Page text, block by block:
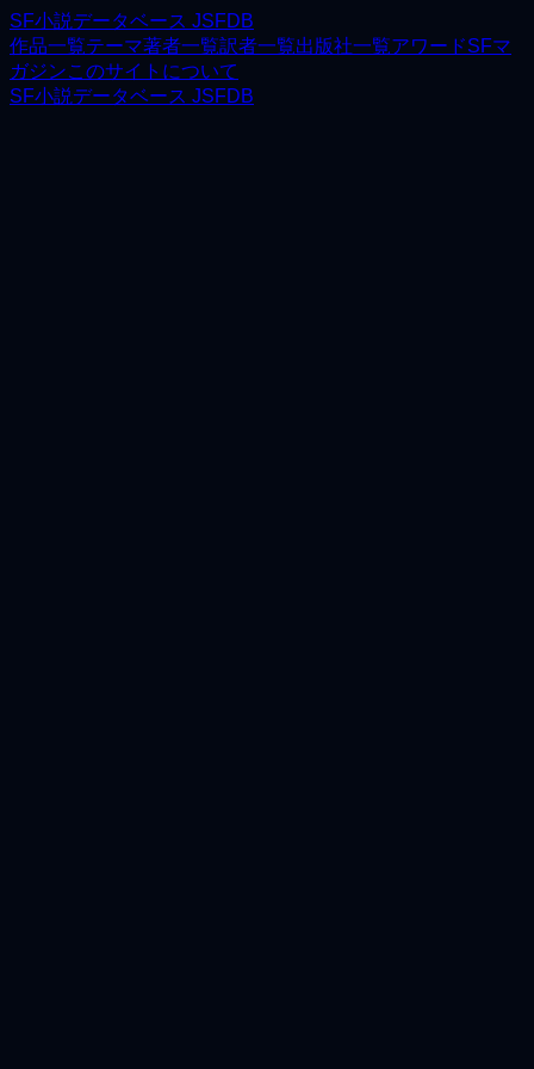
SF小説データベース JSFDB
作品一覧テーマ著者一覧訳者一覧出版社一覧アワードSFマ
ガジンこのサイトについて
SF小説データベース JSFDB